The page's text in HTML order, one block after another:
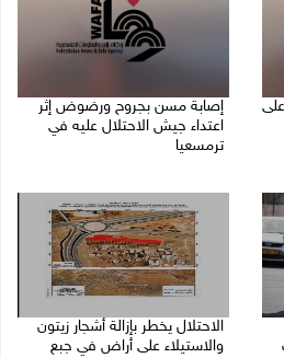
إصابة مسن بجروح ورضوض إثر
اعتداء جيش الاحتلال عليه في
ترمسعيا
الاحتلال يخطر بإزالة أشجار زيتون
والاستيلاء على أراض في جبع